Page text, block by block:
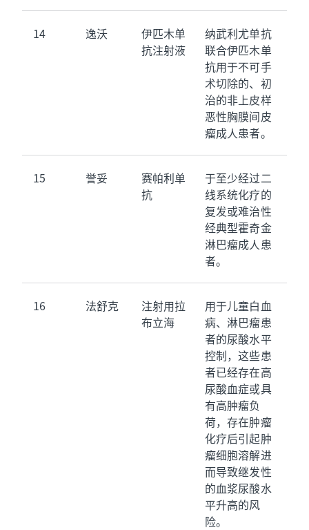
14 逸沃
伊匹木单
抗注射液
纳武利尤单抗
联合伊匹木单
抗用于不可手
术切除的、初
治的非上皮样
恶性胸膜间皮
瘤成人患者。
15 誉妥
赛帕利单
抗
于至少经过二
线系统化疗的
复发或难治性
经典型霍奇金
淋巴瘤成人患
者。
16 法舒克
注射用拉
布立海
用于儿童白血
病、淋巴瘤患
者的尿酸水平
控制，这些患
者已经存在高
尿酸血症或具
有高肿瘤负
荷，存在肿瘤
化疗后引起肿
瘤细胞溶解进
而导致继发性
的血浆尿酸水
平升高的风
险。